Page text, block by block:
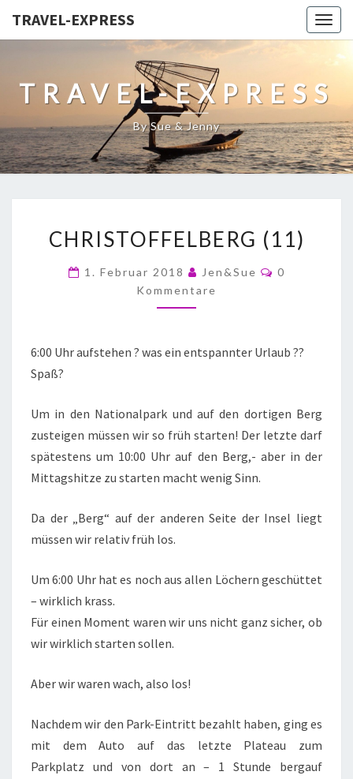
TRAVEL-EXPRESS
TRAVEL-EXPRESS
By Sue & Jenny
CHRISTOFFELBERG (11)
1. Februar 2018 Jen&Sue
0
Kommentare
6:00 Uhr aufstehen ? was ein entspannter Urlaub ??
Spaß?
Um in den Nationalpark und auf den dortigen Berg
zusteigen müssen wir so früh starten! Der letzte darf
spätestens um 10:00 Uhr auf den Berg,- aber in der
Mittagshitze zu starten macht wenig Sinn.
Da der „Berg“ auf der anderen Seite der Insel liegt
müssen wir relativ früh los.
Um 6:00 Uhr hat es noch aus allen Löchern geschüttet
– wirklich krass.
Für einen Moment waren wir uns nicht ganz sicher, ob
wir wirklich starten sollen.
Aber wir waren wach, also los!
Nachdem wir den Park-Eintritt bezahlt haben, ging es
mit dem Auto auf das letzte Plateau zum
Parkplatz und von dort an – 1 Stunde bergauf